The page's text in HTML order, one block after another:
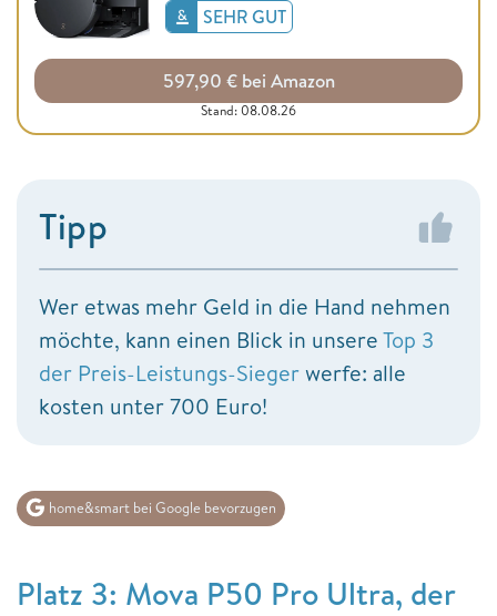
SEHR GUT
597,90 € bei Amazon
Stand: 08.08.26
Tipp
Wer etwas mehr Geld in die Hand nehmen
möchte, kann einen Blick in unsereTop 3
der Preis-Leistungs-Siegerwerfe: alle
kosten unter 700 Euro!
home&smart bei Google bevorzugen
Platz 3: Mova P50 Pro Ultra, der